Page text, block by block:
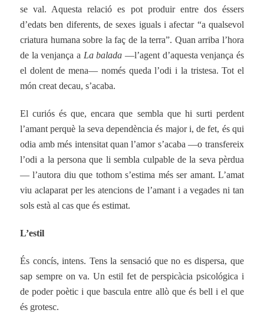
se val. Aquesta relació es pot produir entre dos éssers
d’edats ben diferents, de sexes iguals i afectar “a qualsevol
criatura humana sobre la faç de la terra”. Quan arriba l’hora
de la venjança a La balada —l’agent d’aquesta venjança és
el dolent de mena— només queda l’odi i la tristesa. Tot el
món creat decau, s’acaba.
El curiós és que, encara que sembla que hi surti perdent
l’amant perquè la seva dependència és major i, de fet, és qui
odia amb més intensitat quan l’amor s’acaba —o transfereix
l’odi a la persona que li sembla culpable de la seva pèrdua
— l’autora diu que tothom s’estima més ser amant. L’amat
viu aclaparat per les atencions de l’amant i a vegades ni tan
sols està al cas que és estimat.
L’estil
És concís, intens. Tens la sensació que no es dispersa, que
sap sempre on va. Un estil fet de perspicàcia psicológica i
de poder poètic i que bascula entre allò que és bell i el que
és grotesc.